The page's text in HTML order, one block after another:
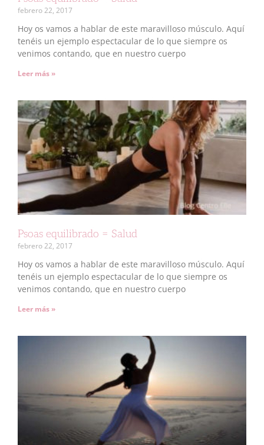
febrero 22, 2017
Hoy os vamos a hablar de este maravilloso músculo. Aquí
tenéis un ejemplo espectacular de lo que siempre os
venimos contando, que en nuestro cuerpo
Leer más »
Psoas equilibrado = Salud
febrero 22, 2017
Hoy os vamos a hablar de este maravilloso músculo. Aquí
tenéis un ejemplo espectacular de lo que siempre os
venimos contando, que en nuestro cuerpo
Leer más »